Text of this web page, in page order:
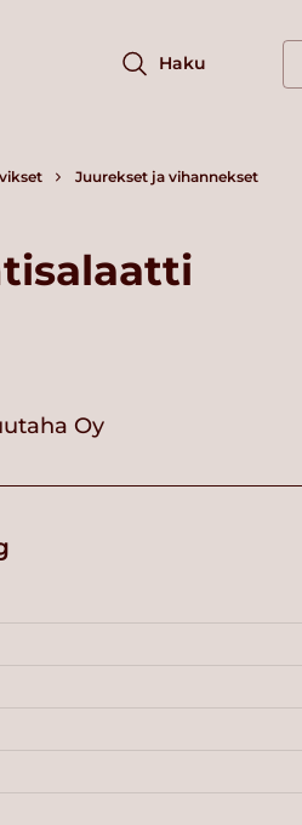
Haku
Juurekset ja vihannekset
Oy